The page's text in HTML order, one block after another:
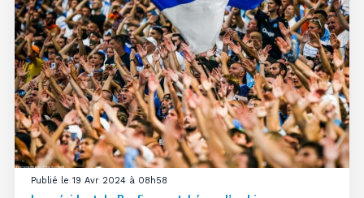
Publié le 19 Avr 2024 à 08h58